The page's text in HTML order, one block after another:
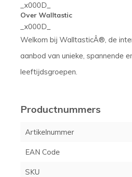
_x000D_
Over Walltastic
_x000D_
Welkom bij WalltasticÂ®, de
aanbod van unieke, spannende
leeftijdsgroepen.
Productnummers
Artikelnummer
EAN Code
SKU